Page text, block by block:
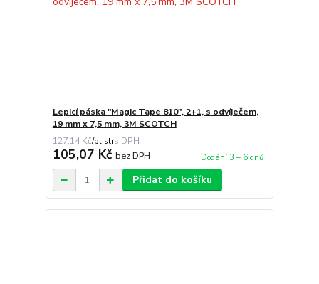
Lepicí páska "Magic Tape 810", 2+1, s odvíječem,
19 mm x 7,5 mm, 3M SCOTCH
127,14 Kč/blistr
105,07 Kč bez DPH Dodání 3 – 6 dnů
Přidat do košíku